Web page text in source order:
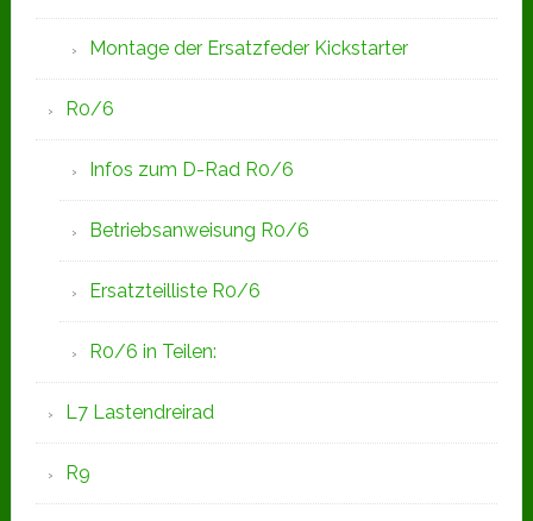
Montage der Ersatzfeder Kickstarter
R0/6
Infos zum D-Rad R0/6
Betriebsanweisung R0/6
Ersatzteilliste R0/6
R0/6 in Teilen:
L7 Lastendreirad
R9